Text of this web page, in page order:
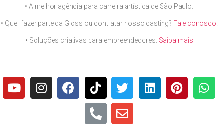
• A melhor agência para carreira artística de São Paulo.
• Quer fazer parte da Gloss ou contratar nosso casting? Fale conosco!
• Soluções criativas para empreendedores. Saiba mais